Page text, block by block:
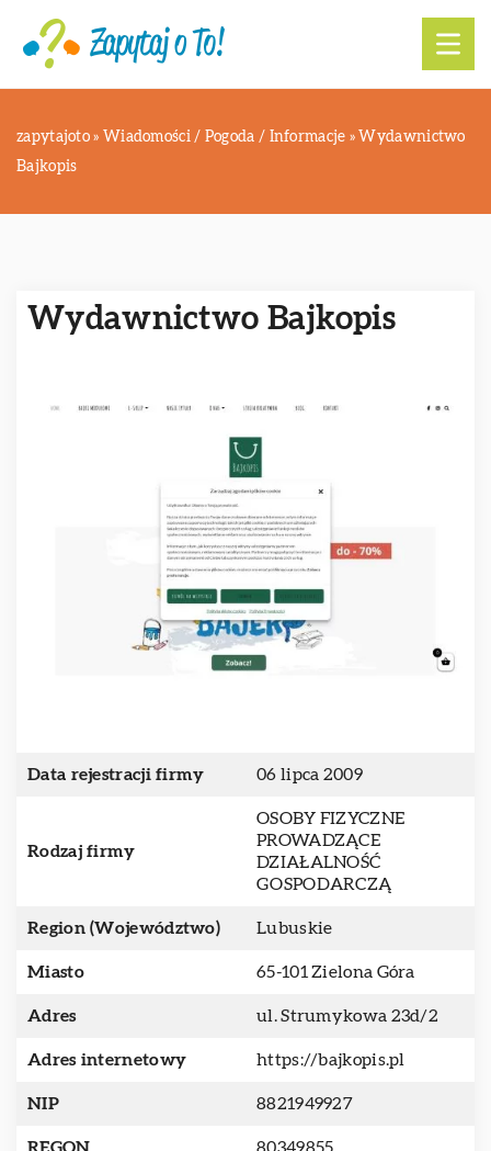
zapytajoto » Wiadomości / Pogoda / Informacje » Wydawnictwo
Bajkopis
Wydawnictwo Bajkopis
Data rejestracji firmy 06 lipca 2009
Rodzaj firmy
OSOBY FIZYCZNE
PROWADZĄCE
DZIAŁALNOŚĆ
GOSPODARCZĄ
Region (Województwo) Lubuskie
Miasto 65-101 Zielona Góra
Adres ul. Strumykowa 23d/2
Adres internetowy https://bajkopis.pl
NIP 8821949927